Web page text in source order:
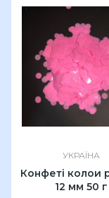
УКРАЇНА
Конфеті колои
12 мм 50 г